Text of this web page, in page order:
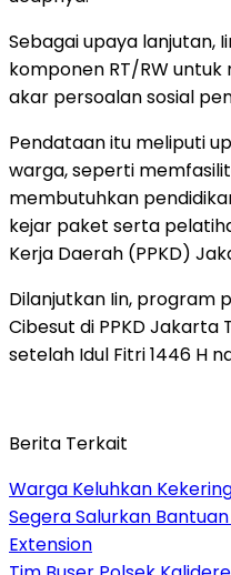
Sebagai upaya lanjutan,
komponen RT/RW
akar persoalan sosial
Pendataan itu meliputi
warga, seperti
membutuhkan
kejar paket serta
Kerja Daerah (PPKD)
Dilanjutkan Iin, program
Cibesut di PPKD
setelah Idul Fitri 1446 H
Berita Terkait
Warga Keluhkan
Segera Salurkan
Extension